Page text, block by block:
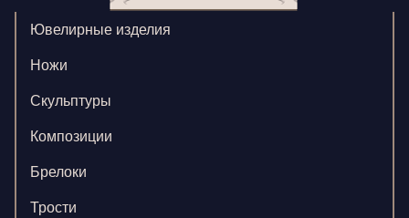
Ювелирные изделия
Ножи
Скульптуры
Композиции
Брелоки
Трости